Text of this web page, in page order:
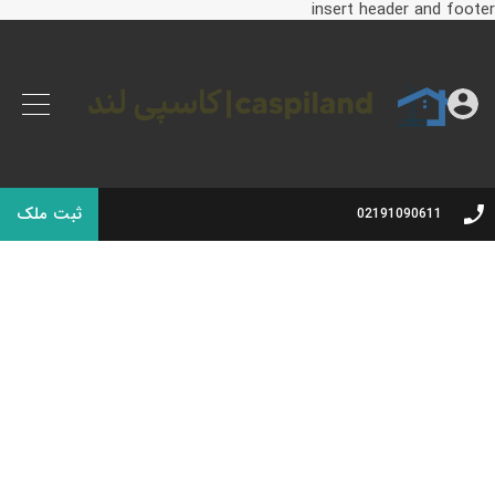
insert header and footer
02191090611 ثبت ملک